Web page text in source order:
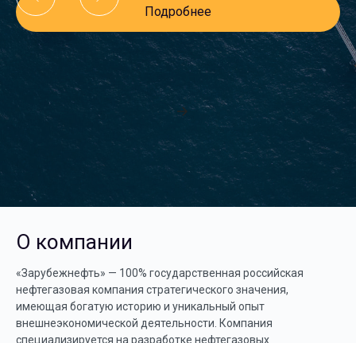
Подробнее
Подробнее
О компании
«Зарубежнефть» — 100% государственная российская
нефтегазовая компания стратегического значения,
имеющая богатую историю и уникальный опыт
внешнеэкономической деятельности. Компания
специализируется на разработке нефтегазовых